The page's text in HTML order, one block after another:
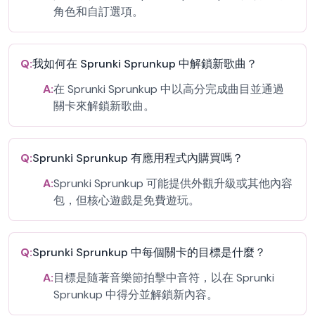
角色和自訂選項。
Q:我如何在 Sprunki Sprunkup 中解鎖新歌曲？
A:在 Sprunki Sprunkup 中以高分完成曲目並通過
關卡來解鎖新歌曲。
Q:Sprunki Sprunkup 有應用程式內購買嗎？
A:Sprunki Sprunkup 可能提供外觀升級或其他內容
包，但核心遊戲是免費遊玩。
Q:Sprunki Sprunkup 中每個關卡的目標是什麼？
A:目標是隨著音樂節拍擊中音符，以在 Sprunki
Sprunkup 中得分並解鎖新內容。